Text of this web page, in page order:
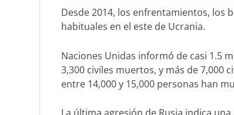
Desde 2014, los enfrentamientos, los
habituales en el este de Ucrania.
Naciones Unidas informó de casi 1.5
3,300 civiles muertos, y más de 7,000
entre 14,000 y 15,000 personas han